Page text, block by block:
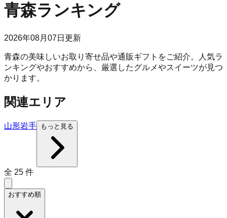
青森ランキング
2026年08月07日 更新
青森の美味しいお取り寄せ品や通販ギフトをご紹介。人気ラ
ンキングやおすすめから、厳選したグルメやスイーツが見つ
かります。
関連エリア
山形岩手 もっと見る
全 25 件
おすすめ順